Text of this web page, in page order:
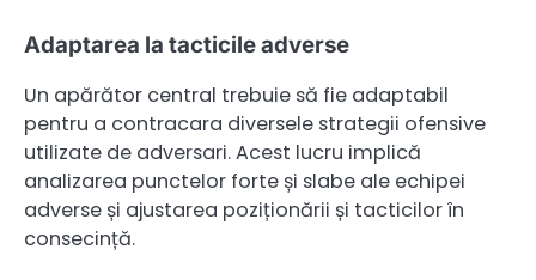
Adaptarea la tacticile adverse
Un apărător central trebuie să fie adaptabil
pentru a contracara diversele strategii ofensive
utilizate de adversari. Acest lucru implică
analizarea punctelor forte și slabe ale echipei
adverse și ajustarea poziționării și tacticilor în
consecință.